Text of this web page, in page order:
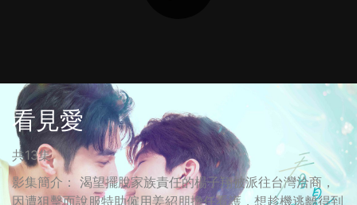
看見愛
共13集
影集簡介： 渴望擺脫家族責任的楊子翔被派往台灣洽商，
因遭狙擊而說服特助僱用姜紹朋擔任看護，想趁機逃離得到